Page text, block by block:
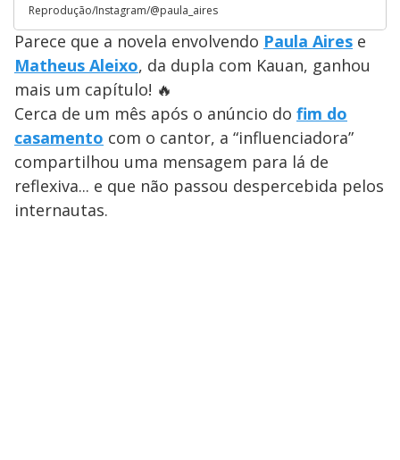
Reprodução/Instagram/@paula_aires
Parece que a novela envolvendo Paula Aires e
Matheus Aleixo, da dupla com Kauan, ganhou
mais um capítulo! 🔥
Cerca de um mês após o anúncio do fim do
casamento com o cantor, a “influenciadora”
compartilhou uma mensagem para lá de
reflexiva... e que não passou despercebida pelos
internautas.